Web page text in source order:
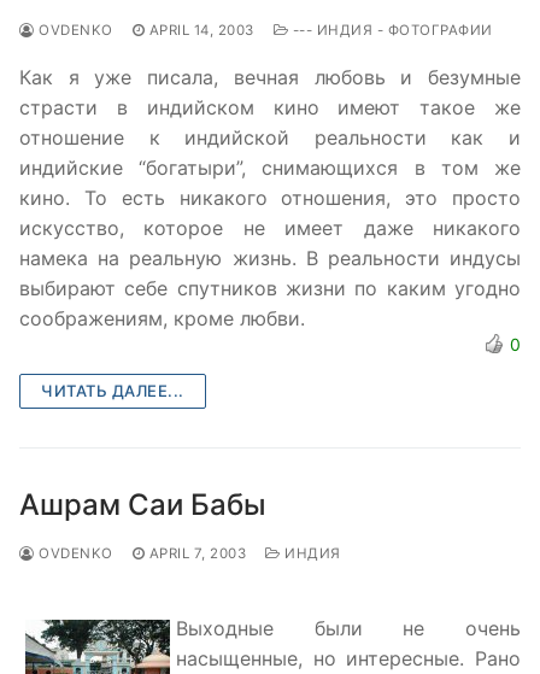
OVDENKO APRIL 14, 2003 --- ИНДИЯ - ФОТОГРАФИИ
Как я уже писала, вечная любовь и безумные
страcти в индийском кино имеют такое же
отношение к индийской реальности как и
индийские “богатыри”, снимающихся в том же
кино. То есть никакого отношения, это просто
искусство, которое не имеет даже никакого
намека на реальную жизнь. В реальности индусы
выбирают себе спутников жизни по каким угодно
соображениям, кроме любви.
0
ЧИТАТЬ ДАЛЕЕ...
Ашрам Саи Бабы
OVDENKO APRIL 7, 2003 ИНДИЯ
Выходные были не очень
насыщенные, но интересные. Рано